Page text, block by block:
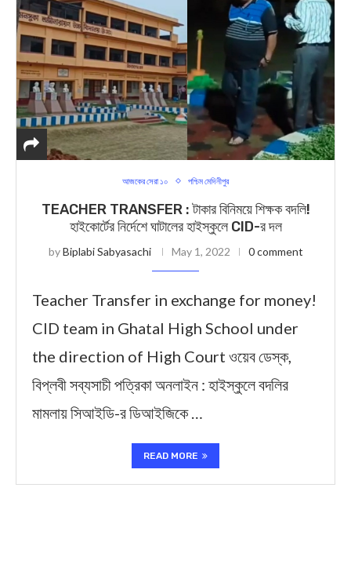
আজকের সেরা ১০ পশ্চিম মেদিনীপুর
TEACHER TRANSFER : টাকার বিনিময়ে শিক্ষক বদলি!
হাইকোর্টের নির্দেশে ঘাটালের হাইস্কুলে CID-র দল
byBiplabi Sabyasachi May 1, 2022 0 comment
Teacher Transfer in exchange for money!
CID team in Ghatal High School under
the direction of High Court ওয়েব ডেস্ক,
বিপ্লবী সব্যসাচী পত্রিকা অনলাইন : হাইস্কুলে বদলির
মামলায় সিআইডি-র ডিআইজিকে …
READ MORE